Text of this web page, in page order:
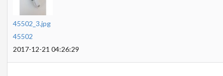
45502_3.jpg
45502
2017-12-21 04:26:29